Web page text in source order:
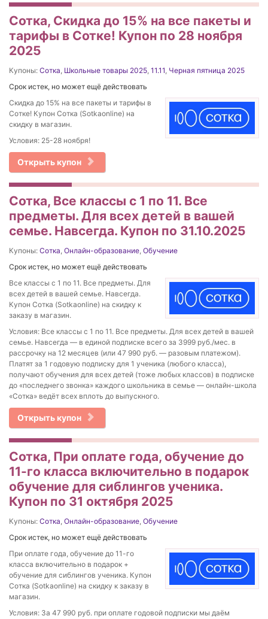
Сотка, Скидка до 15% на все пакеты и
тарифы в Сотке! Купон по 28 ноября
2025
Купоны: Сотка Школьные товары 2025 11.11 Черная пятница 2025
Срок истек, но может ещё действовать
Скидка до 15% на все пакеты и тарифы в
Сотке! Купон Сотка (Sotkaonline) на
скидку в магазин.
Условия: 25-28 ноября!
Открыть купон
Сотка, Все классы с 1 по 11. Все
предметы. Для всех детей в вашей
семье. Навсегда. Купон по 31.10.2025
Купоны: Сотка Онлайн-образование Обучение
Срок истек, но может ещё действовать
Все классы с 1 по 11. Все предметы. Для
всех детей в вашей семье. Навсегда.
Купон Сотка (Sotkaonline) на скидку к
заказу в магазин.
Условия: Все классы с 1 по 11. Все предметы. Для всех детей в вашей
семье. Навсегда — в единой подписке всего за 3999 руб./мес. в
рассрочку на 12 месяцев (или 47 990 руб. — разовым платежом).
Платят за 1 годовую подписку для 1 ученика (любого класса),
получают обучения для всех детей (тоже любых классов) в подписке
до «последнего звонка» каждого школьника в семье — онлайн-школа
«Сотка» ведёт всех вплоть до выпускного.
Открыть купон
Сотка, При оплате года, обучение до
11-го класса включительно в подарок
обучение для сиблингов ученика.
Купон по 31 октября 2025
Купоны: Сотка Онлайн-образование Обучение
Срок истек, но может ещё действовать
При оплате года, обучение до 11-го
класса включительно в подарок +
обучение для сиблингов ученика. Купон
Сотка (Sotkaonline) на скидку к заказу в
магазин.
Условия: За 47 990 руб. при оплате годовой подписки мы даём